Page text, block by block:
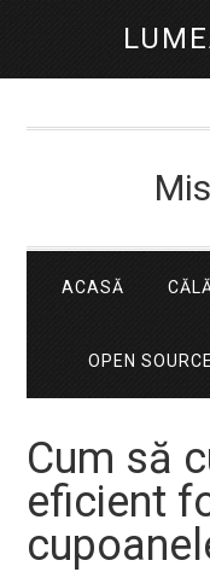
ACASĂ
OPEN SOURCE
Cum să
eficient